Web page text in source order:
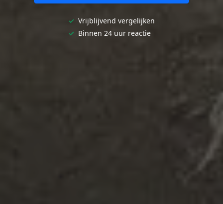
✓ Vrijblijvend vergelijken
✓ Binnen 24 uur reactie